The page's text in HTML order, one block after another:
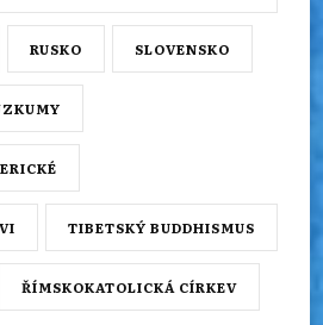
RUSKO SLOVENSKO
TIBETSKÝ BUDDHISMUS
ŘÍMSKOKATOLICKÁ CÍRKEV